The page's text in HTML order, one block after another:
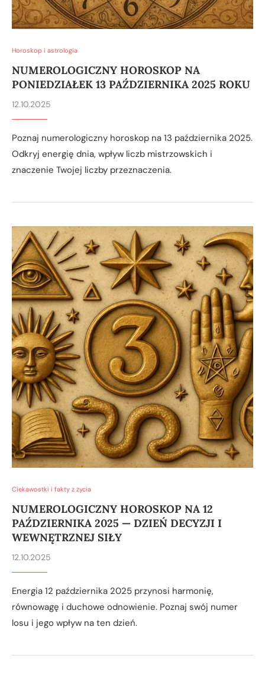
Horoskop i astrologia
NUMEROLOGICZNY HOROSKOP NA
PONIEDZIAŁEK 13 PAŹDZIERNIKA 2025 ROKU
12.10.2025
Poznaj numerologiczny horoskop na 13 października 2025.
Odkryj energię dnia, wpływ liczb mistrzowskich i
znaczenie Twojej liczby przeznaczenia.
Ciekawostki i fakty z życia
NUMEROLOGICZNY HOROSKOP NA 12
PAŹDZIERNIKA 2025 — DZIEŃ DECYZJI I
WEWNĘTRZNEJ SIŁY
12.10.2025
Energia 12 października 2025 przynosi harmonię,
równowagę i duchowe odnowienie. Poznaj swój numer
losu i jego wpływ na ten dzień.